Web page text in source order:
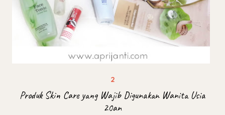
Produk Skin Care yang Wajib Digunakan Wanita Usia
20an